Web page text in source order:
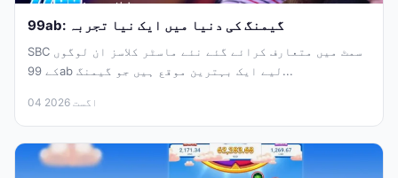
99ab: گیمنگ کی دنیا میں ایک نیا تجربہ
SBC سمٹ میں متعارف کرائے گئے نئے ماسٹر کلاسز ان لوگوں
کے 99ab لیے ایک بہترین موقع ہیں جو گیمنگ...
04 اگست 2026